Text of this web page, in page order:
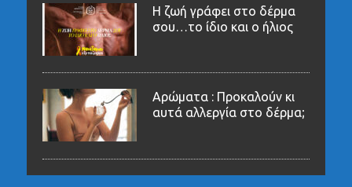
Η ζωή γράφει στο δέρμα
σου…το ίδιο και ο ήλιος
Αρώματα : Προκαλούν κι
αυτά αλλεργία στο δέρμα;